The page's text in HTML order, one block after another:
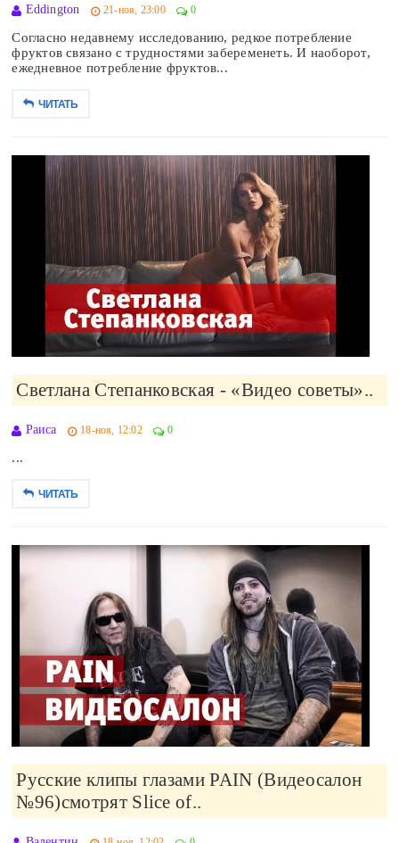
Eddington 21-ноя, 23:00 0
Согласно недавнему исследованию, редкое потребление
фруктов связано с трудностями забеременеть. И наоборот,
ежедневное потребление фруктов...
ЧИТАТЬ
Светлана Степанковская - «Видео советы»..
Раиса 18-ноя, 12:02 0
...
ЧИТАТЬ
Русские клипы глазами PAIN (Видеосалон
№96)смотрят Slice of..